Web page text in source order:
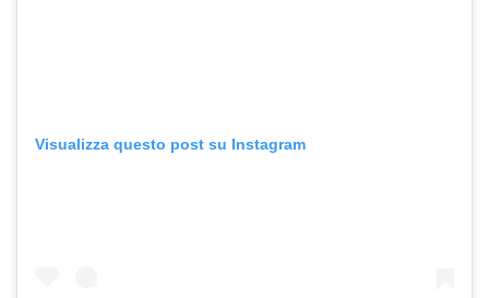
Visualizza questo post su Instagram